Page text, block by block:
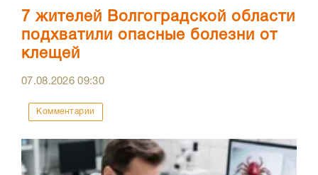
7 жителей Волгоградской области
подхватили опасные болезни от
клещей
07.08.202609:30
Комментарии